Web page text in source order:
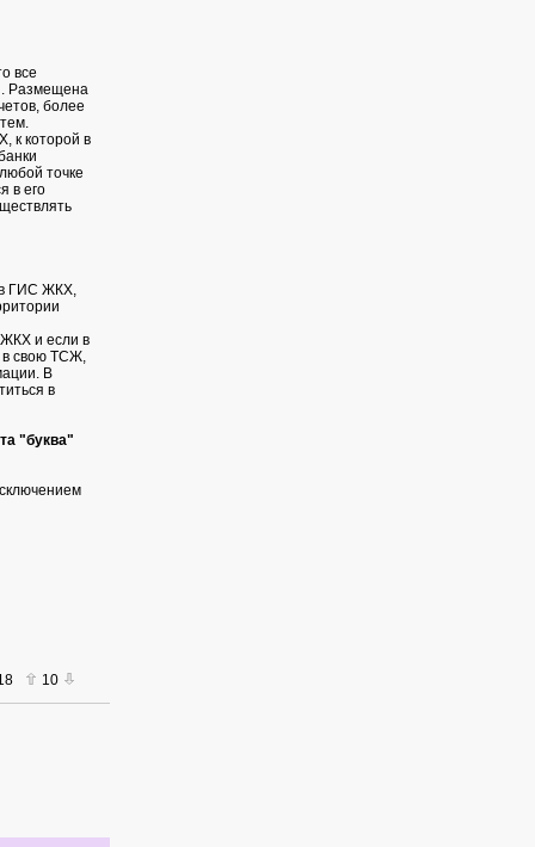
все
Размещена
более
к которой в
точке
в его
в ГИС ЖКХ,
и если в
в свою ТСЖ,
В
в
"буква"
10